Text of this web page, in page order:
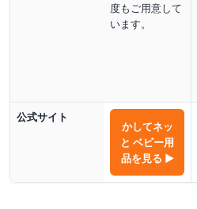
度もご用意して
います。
公式サイト
かしてネッ
と ベビー用
品を見る ▶